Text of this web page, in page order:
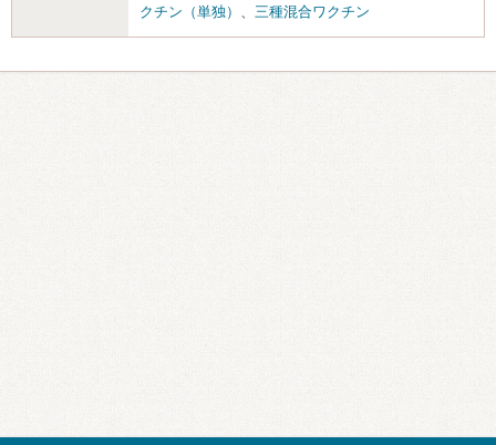
クチン（単独） 、 三種混合ワクチン